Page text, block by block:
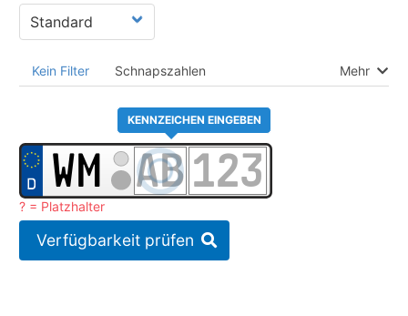
Kein Filter Schnapszahlen Mehr
KENNZEICHEN EINGEBEN
? = Platzhalter
Verfügbarkeit prüfen